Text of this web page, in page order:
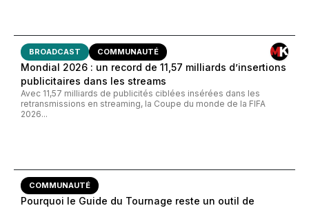
BROADCAST COMMUNAUTÉ
Mondial 2026 : un record de 11,57 milliards d’insertions
publicitaires dans les streams
Avec 11,57 milliards de publicités ciblées insérées dans les
retransmissions en streaming, la Coupe du monde de la FIFA
2026...
COMMUNAUTÉ
Pourquoi le Guide du Tournage reste un outil de